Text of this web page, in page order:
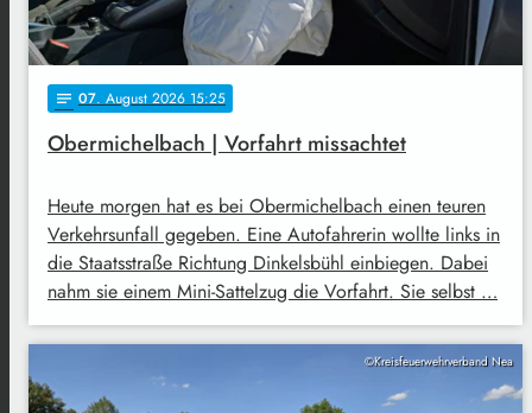
notes 07. August 2026 15:25
Obermichelbach | Vorfahrt missachtet
Heute morgen hat es bei Obermichelbach einen teuren
Verkehrsunfall gegeben. Eine Autofahrerin wollte links in
die Staatsstraße Richtung Dinkelsbühl einbiegen. Dabei
nahm sie einem Mini-Sattelzug die Vorfahrt. Sie selbst …
©Kreisfeuerwehrverband Nea